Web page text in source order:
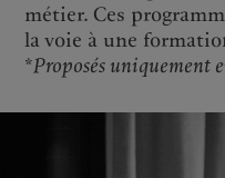
Europe
Collection Pictet
Campus Pictet de Rochemont
Nos métiers
métier. Ces
la voie à une
*Proposés uniquement